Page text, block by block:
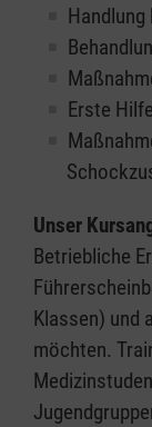
Erste
Unser
Betriebliche
Klassen) und
möchten.